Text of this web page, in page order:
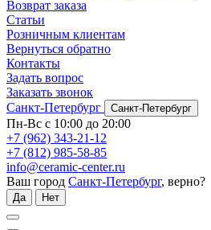
Возврат заказа
Статьи
Розничным клиентам
Вернуться обратно
Контакты
Задать вопрос
Заказать звонок
Санкт-Петербург
Санкт-Петербург
Пн-Вс с 10:00 до 20:00
+7 (962) 343-21-12
+7 (812) 985-58-85
info@ceramic-center.ru
Ваш город Санкт-Петербург, верно?
Да Нет